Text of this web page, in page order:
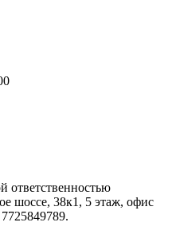
ответственностью
шоссе, 38к1, 5 этаж, офис